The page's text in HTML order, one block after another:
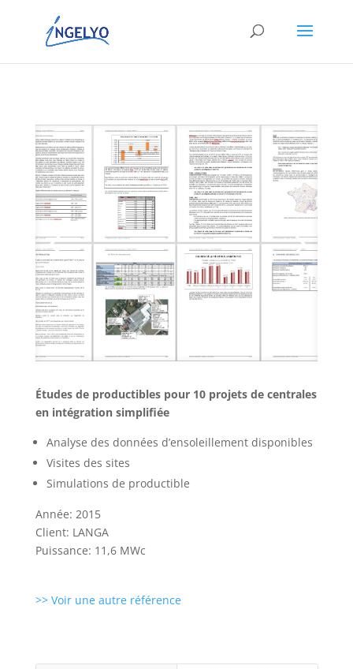
Études de productibles pour 10 projets de centrales
en intégration simplifiée
Analyse des données d’ensoleillement disponibles
Visites des sites
Simulations de productible
Année: 2015
Client: LANGA
Puissance: 11,6 MWc
>> Voir une autre référence